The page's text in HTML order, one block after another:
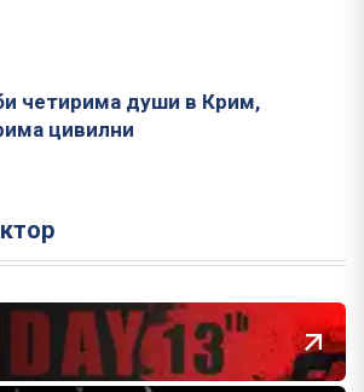
четирима души в Крим,
цивилни